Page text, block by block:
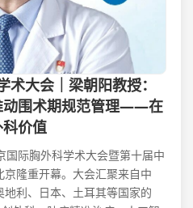
大会｜梁朝阳教授：
动围术期规范管理——在
价值
际胸外科学术大会暨第十届中
隆重开幕。大会汇聚来自中
利、日本、土耳其等国家的